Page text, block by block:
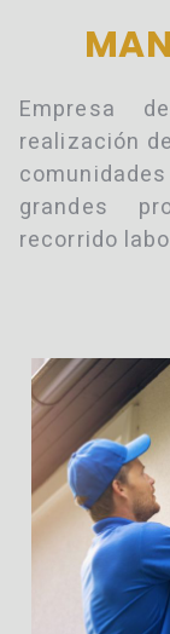
Empresa
realización de
grandes
recorrido